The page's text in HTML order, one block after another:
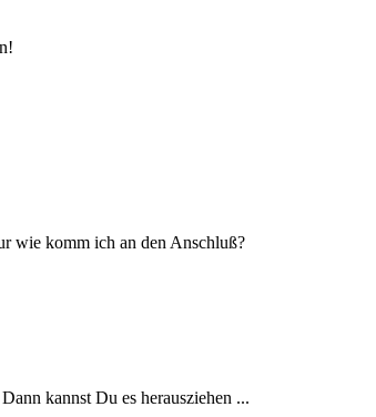
wie komm ich an den Anschluß?
kannst Du es herausziehen ...